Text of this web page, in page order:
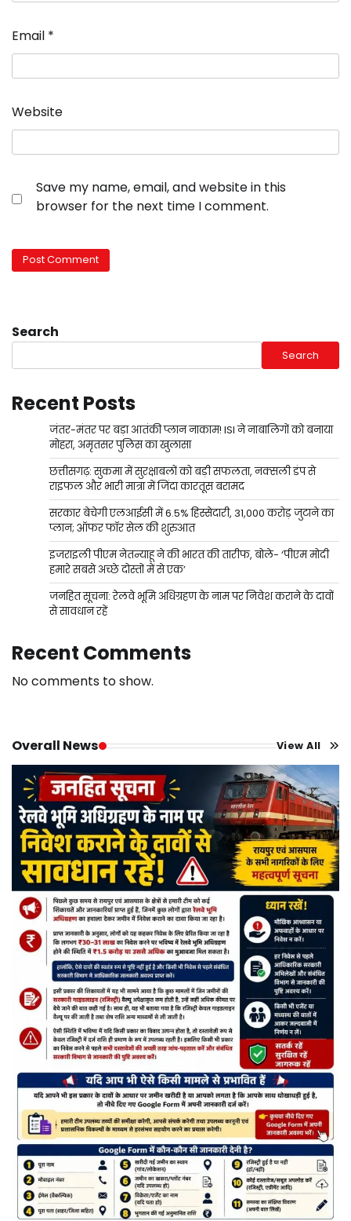
Email *
Website
Save my name, email, and website in this
browser for the next time I comment.
Search
Search
Recent Posts
जंतर-मंतर पर बड़ा आतंकी प्लान नाकाम! ISI ने नाबालिगों को बनाया
मोहरा, अमृतसर पुलिस का खुलासा
छत्तीसगढ़: सुकमा में सुरक्षाबलों को बड़ी सफलता, नक्सली डंप से
राइफल और भारी मात्रा में जिंदा कारतूस बरामद
सरकार बेचेगी एलआईसी में 6.5% हिस्सेदारी, 31,000 करोड़ जुटाने का
प्लान; ऑफर फॉर सेल की शुरुआत
इजराइली पीएम नेतन्याहू ने की भारत की तारीफ, बोले- ‘पीएम मोदी
हमारे सबसे अच्छे दोस्तों में से एक’
जनहित सूचना: रेलवे भूमि अधिग्रहण के नाम पर निवेश कराने के दावों
से सावधान रहें
Recent Comments
No comments to show.
Overall News View All